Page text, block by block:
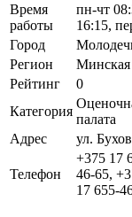
Время
работы
пн-чт
16:15,
Город
Регион
Минская
Рейтинг
0
Категория
палата
Адрес
ул.
Телефон
+375 17
46-65,
17 655-